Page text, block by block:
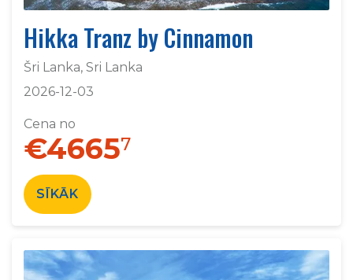
Hikka Tranz by Cinnamon
Šri Lanka, Sri Lanka
2026-12-03
Cena no
€46657
SĪKĀK